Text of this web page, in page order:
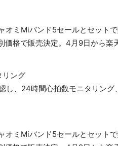
ング
、24時間心拍数モニタリング、